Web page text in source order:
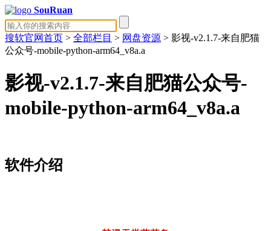
SouRuan
搜软官网首页 > 全部栏目 > 网盘资源 > 影视-v2.1.7-来自肥猫
公众号-mobile-python-arm64_v8a.a
影视-v2.1.7-来自肥猫公众号-
mobile-python-arm64_v8a.a
软件介绍